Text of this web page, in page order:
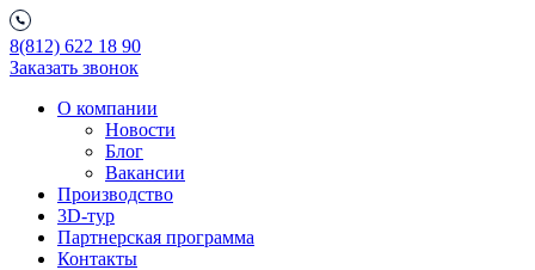
8(812) 622 18 90
Заказать звонок
О компании
Новости
Блог
Вакансии
Производство
3D-тур
Партнерская программа
Контакты